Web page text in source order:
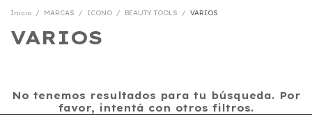
Inicio / MARCAS / ICONO / BEAUTY TOOLS / VARIOS
VARIOS
No tenemos resultados para tu búsqueda. Por
favor, intentá con otros filtros.